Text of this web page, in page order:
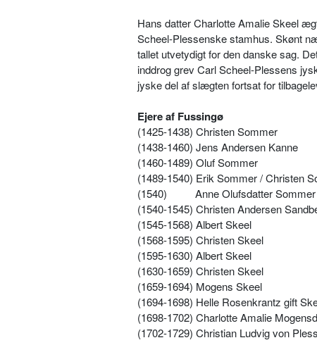
Hans datter Charlotte Amalie Skeel
Scheel-Plessenske stamhus. Skønt
tallet utvetydigt for den danske sag.
inddrog grev Carl Scheel-Plessens
jyske del af slægten fortsat for
Ejere af Fussingø
(1425-1438) Christen Sommer
(1438-1460) Jens Andersen Kanne
(1460-1489) Oluf Sommer
(1489-1540) Erik Sommer / Christen
(1540)
Anne Olufsdatter
(1540-1545) Christen Andersen
(1545-1568) Albert Skeel
(1568-1595) Christen Skeel
(1595-1630) Albert Skeel
(1630-1659) Christen Skeel
(1659-1694) Mogens Skeel
(1694-1698) Helle Rosenkrantz gift
(1698-1702) Charlotte Amalie
(1702-1729) Christian Ludvig von